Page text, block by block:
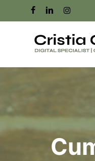
to
facebooklinkedininstagram